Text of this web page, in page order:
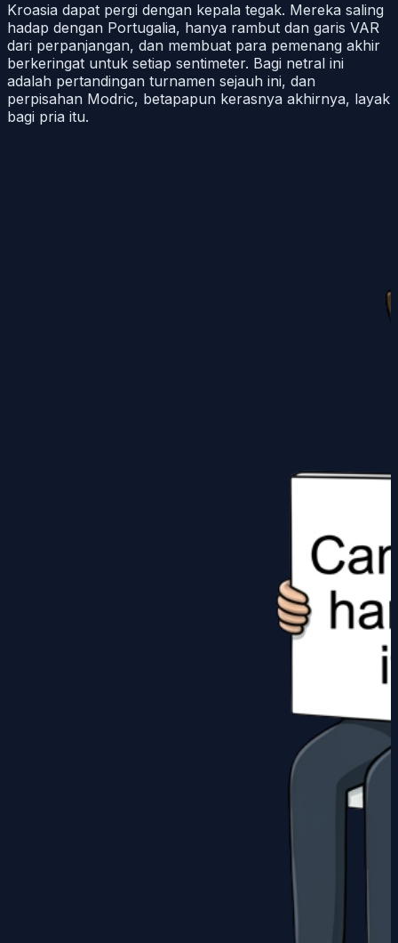
Kroasia dapat pergi dengan kepala tegak. Mereka saling
hadap dengan Portugalia, hanya rambut dan garis VAR
dari perpanjangan, dan membuat para pemenang akhir
berkeringat untuk setiap sentimeter. Bagi netral ini
adalah pertandingan turnamen sejauh ini, dan
perpisahan Modric, betapapun kerasnya akhirnya, layak
bagi pria itu.